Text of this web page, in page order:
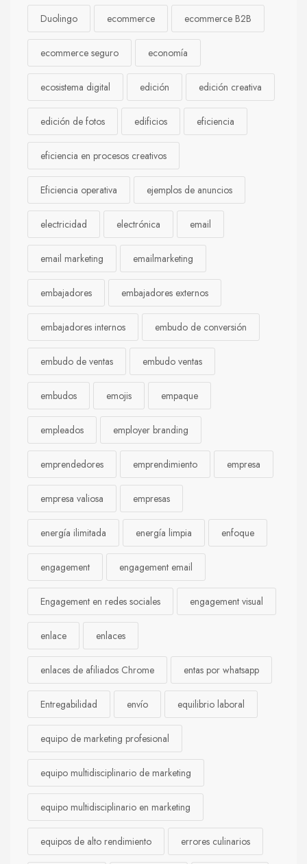
Duolingo ecommerce ecommerce B2B
ecommerce seguro economía
ecosistema digital edición edición creativa
edición de fotos edificios eficiencia
eficiencia en procesos creativos
Eficiencia operativa ejemplos de anuncios
electricidad electrónica email
email marketing emailmarketing
embajadores embajadores externos
embajadores internos embudo de conversión
embudo de ventas embudo ventas
embudos emojis empaque
empleados employer branding
emprendedores emprendimiento empresa
empresa valiosa empresas
energía ilimitada energía limpia enfoque
engagement engagement email
Engagement en redes sociales engagement visual
enlace enlaces
enlaces de afiliados Chrome entas por whatsapp
Entregabilidad envío equilibrio laboral
equipo de marketing profesional
equipo multidisciplinario de marketing
equipo multidisciplinario en marketing
equipos de alto rendimiento errores culinarios